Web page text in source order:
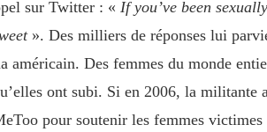
sur Twitter : « If you’ve been sexually
». Des milliers de réponses lui
américain. Des femmes du monde
ont subi. Si en 2006, la militante
pour soutenir les femmes victimes